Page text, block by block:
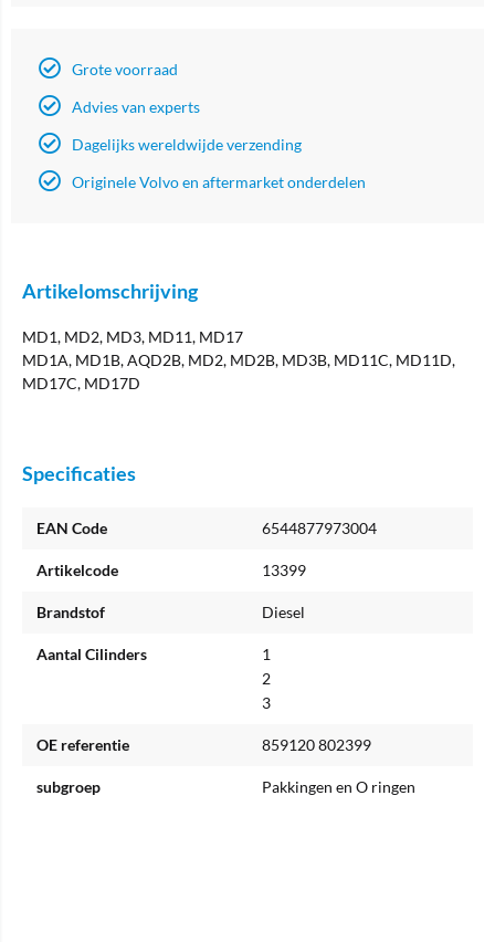
Grote voorraad
Advies van experts
Dagelijks wereldwijde verzending
Originele Volvo en aftermarket onderdelen
Artikelomschrijving
MD1, MD2, MD3, MD11, MD17
MD1A, MD1B, AQD2B, MD2, MD2B, MD3B, MD11C, MD11D,
MD17C, MD17D
Specificaties
EAN Code 6544877973004
Artikelcode 13399
Brandstof Diesel
Aantal Cilinders
1
2
3
OE referentie 859120 802399
subgroep Pakkingen en O ringen